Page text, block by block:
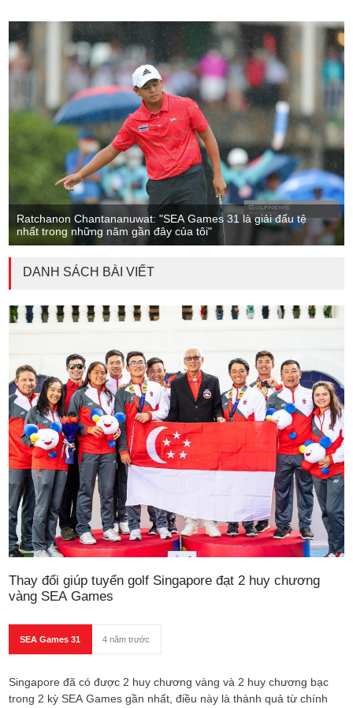
Ratchanon Chantananuwat: "SEA Games 31 là giải đấu tệ
nhất trong những năm gần đây của tôi"
DANH SÁCH BÀI VIẾT
Thay đổi giúp tuyển golf Singapore đạt 2 huy chương
vàng SEA Games
SEA Games 31 4 năm trước
Singapore đã có được 2 huy chương vàng và 2 huy chương bạc
trong 2 kỳ SEA Games gần nhất, điều này là thành quả từ chính